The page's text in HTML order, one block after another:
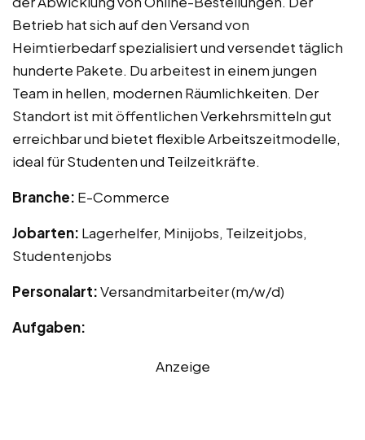
Betrieb hat sich auf den Versand von
Heimtierbedarf spezialisiert und versendet täglich
hunderte Pakete. Du arbeitest in einem jungen
Team in hellen, modernen Räumlichkeiten. Der
Standort ist mit öffentlichen Verkehrsmitteln gut
erreichbar und bietet flexible Arbeitszeitmodelle,
ideal für Studenten und Teilzeitkräfte.
Branche: E-Commerce
Jobarten: Lagerhelfer, Minijobs, Teilzeitjobs,
Studentenjobs
Personalart:Versandmitarbeiter (m/w/d)
Aufgaben:
Anzeige